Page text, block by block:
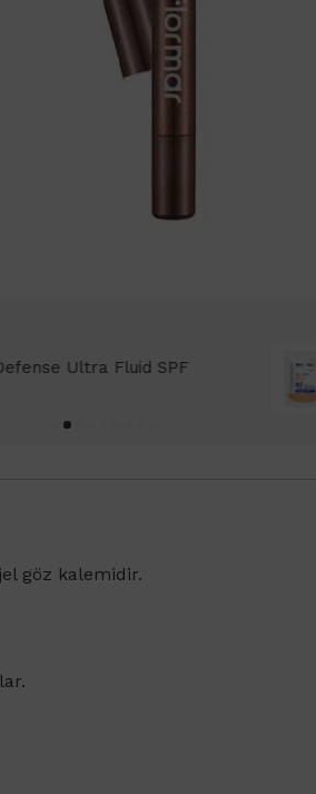
Bioderma Photoderm
Renkli Güneş Kremi Light 2ml
göz kalemidir.